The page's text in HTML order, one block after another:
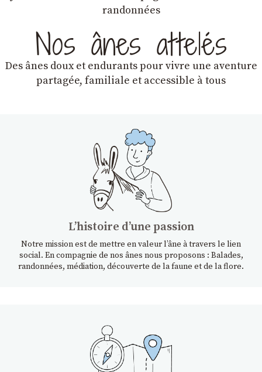
randonnées
Nos ânes attelés
Des ânes doux et endurantspour vivre une aventure
partagée, familiale et accessible à tous
Lʼhistoire dʼune passion
Notre mission est de mettre en valeur l’âne à travers le lien
social. En compagnie de nos ânes nous proposons : Balades,
randonnées, médiation, découverte de la faune et de la flore.